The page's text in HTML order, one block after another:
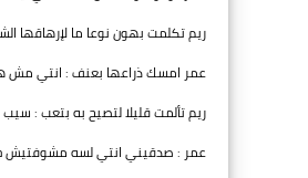
ريم تكلمت بهون نوعا ما لإرهاقها
عمر امسك ذراعها بعنف : انتي مش
ريم تألمت قليلا لتصيح به بتعب :
عمر : صدقيني انتي لسه مشوفتيش